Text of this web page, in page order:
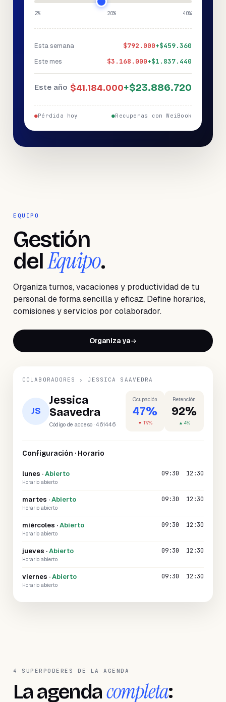
2% 20% 40%
Esta semana $792.000+$459.360
Este mes
$3.168.000+$1.837.440
Este año $41.184.000+$23.886.720
●Pérdida hoy ●Recuperas con WeiBook
EQUIPO
Gestión
delEquipo.
Organiza turnos, vacaciones y productividad de tu
personal de forma sencilla y eficaz. Define horarios,
comisiones y servicios por colaborador.
Organiza ya
COLABORADORES › JESSICA SAAVEDRA
JS
Jessica
Saavedra
Código de acceso · 461446
Ocupación
47%
▼ 17.7%
Retención
92%
▲ 4%
Configuración · Horario
lunes ·Abierto
Horario abierto
09:30 12:30
martes ·Abierto
Horario abierto
09:30 12:30
miércoles ·Abierto
Horario abierto
09:30 12:30
jueves ·Abierto
Horario abierto
09:30 12:30
viernes ·Abierto
Horario abierto
09:30 12:30
4 SUPERPODERES DE LA AGENDA
La agendacompleta: